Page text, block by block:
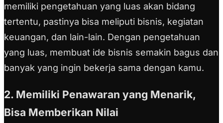
memiliki pengetahuan yang luas akan bidang
tertentu, pastinya bisa meliputi bisnis, kegiatan
keuangan, dan lain-lain. Dengan pengetahuan
yang luas, membuat ide bisnis semakin bagus dan
banyak yang ingin bekerja sama dengan kamu.
2. Memiliki Penawaran yang Menarik,
Bisa Memberikan Nilai